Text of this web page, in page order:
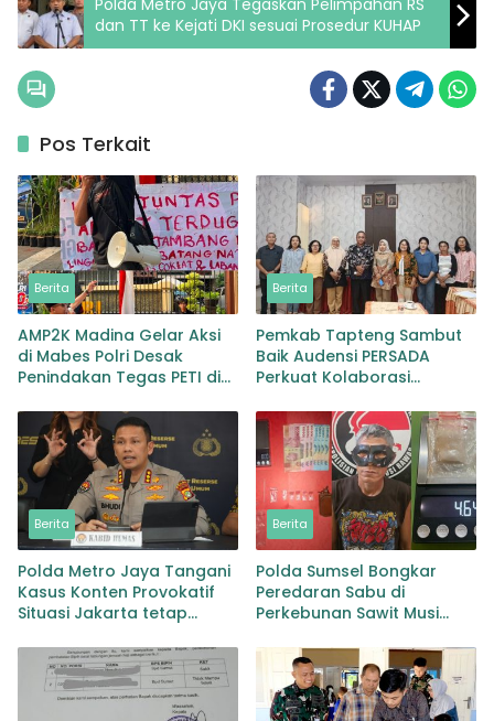
Polda Metro Jaya Tegaskan Pelimpahan RS
dan TT ke Kejati DKI sesuai Prosedur KUHAP
Pos Terkait
Berita
AMP2K Madina Gelar Aksi
di Mabes Polri Desak
Penindakan Tegas PETI di
Natal
Berita
Pemkab Tapteng Sambut
Baik Audensi PERSADA
Perkuat Kolaborasi
dan Pebgaruutamaan
Inklusi
Berita
Polda Metro Jaya Tangani
Kasus Konten Provokatif
Situasi Jakarta tetap
Berita
Polda Sumsel Bongkar
Peredaran Sabu di
Perkebunan Sawit Musi
dengan Barang Bukti Sabu
dan Timbangan